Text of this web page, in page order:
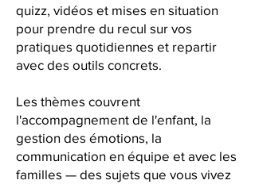
quizz, vidéos et mises en situation
pour prendre du recul sur vos
pratiques quotidiennes et repartir
avec des outils concrets.
Les thèmes couvrent
l'accompagnement de l'enfant, la
gestion des émotions, la
communication en équipe et avec les
familles — des sujets que vous vivez